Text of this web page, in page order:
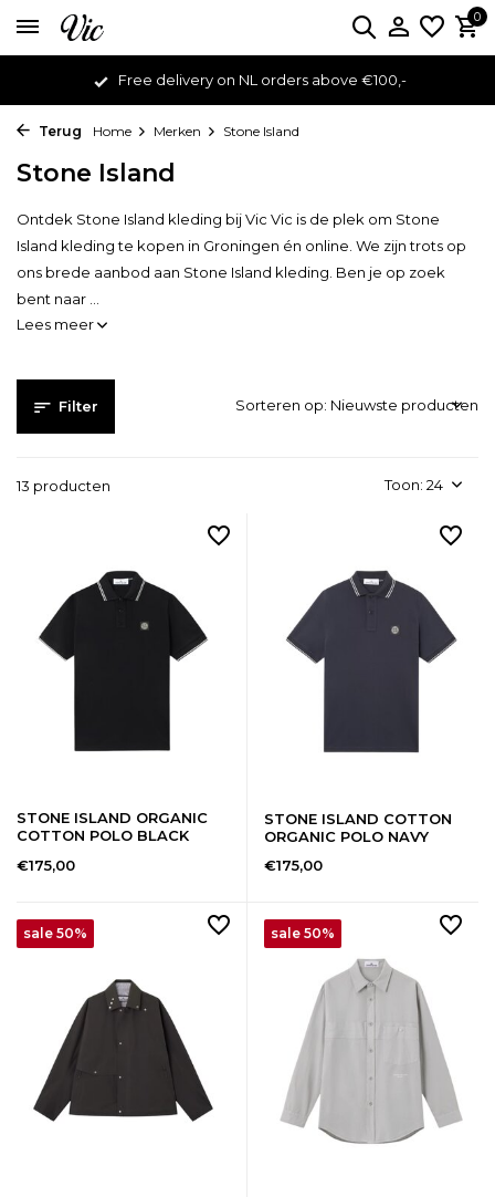
0
Order before 16:00 to receive same day shipping
Terug Home Merken Stone Island
Stone Island
Ontdek Stone Island kleding bij Vic Vic is de plek om Stone
Island kleding te kopen in Groningen én online. We zijn trots op
ons brede aanbod aan Stone Island kleding. Ben je op zoek
bent naar ...
Lees meer
Filter
13 producten Toon:
Sorteren op:
STONE ISLAND ORGANIC
COTTON POLO BLACK
€175,00
STONE ISLAND COTTON
ORGANIC POLO NAVY
€175,00
sale 50% sale 50%